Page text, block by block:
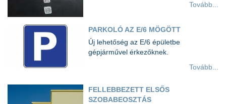
Tovább...
PARKOLÓ AZ E/6 MÖGÖTT
Új lehetőség az E/6 épületbe
gépjárművel érkezőknek.
Tovább...
FELLEBBEZETT ELSŐS
SZOBABEOSZTÁS